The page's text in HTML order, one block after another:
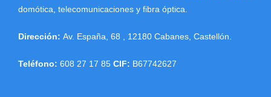
domótica, telecomunicaciones y fibra óptica.
Dirección: Av. España, 68 12180 Cabanes Castellón
Teléfono: 608 27 17 85 CIF: B67742627